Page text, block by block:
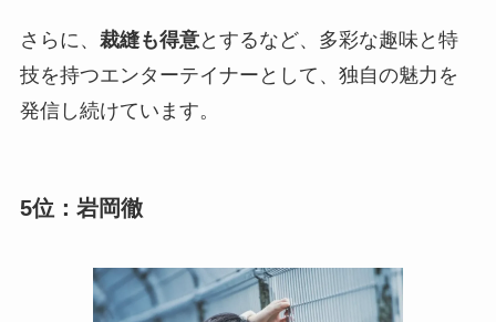
さらに、 裁縫も得意とするなど、多彩な趣味と特
技を持つエンターテイナーとして、独自の魅力を
発信し続けています。
5位：岩岡徹